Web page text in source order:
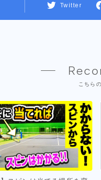
Twitter
こちら